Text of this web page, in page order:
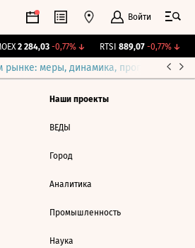
Войти
2 284,03 -0,77%↓ RTSI 889,07 -0,77%↓
рынке: меры, динамика, прогнозы
Наши проекты
ВЕДЫ
Город
Аналитика
Промышленность
Наука